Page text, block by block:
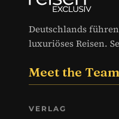
Deutschlands
luxuriöses Reisen.
Meet the
VERLAG